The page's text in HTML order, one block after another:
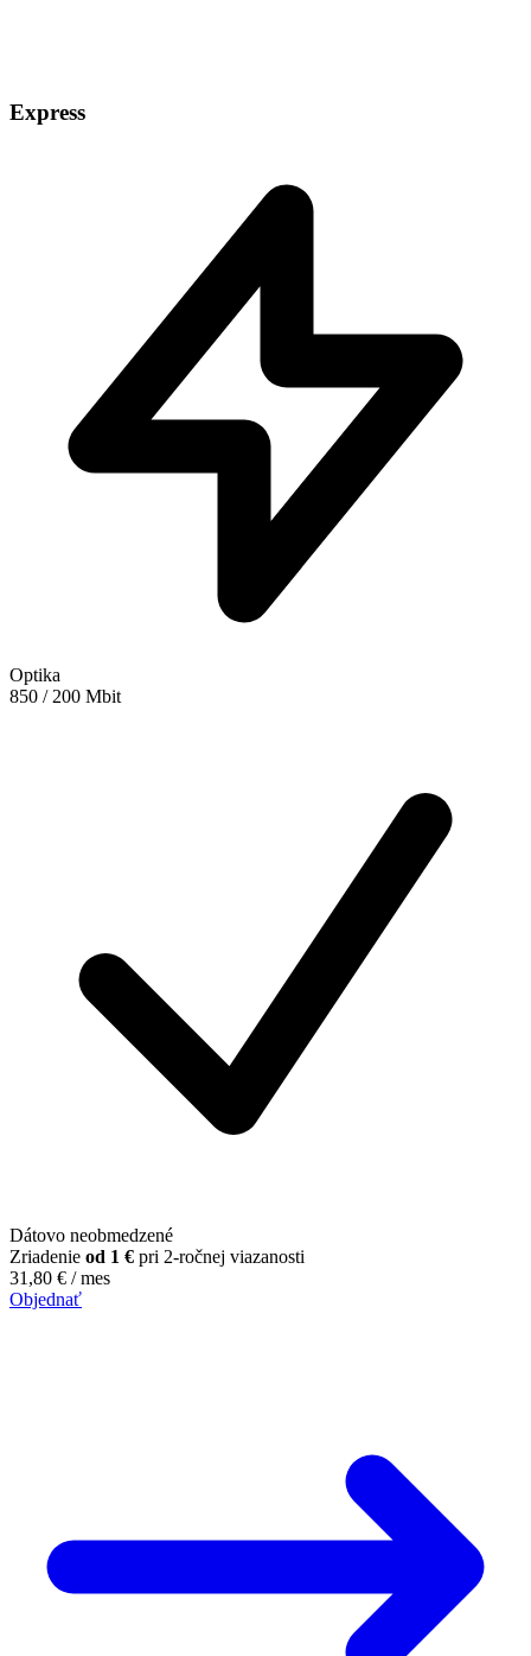
Express
Optika
850 / 200 Mbit
Dátovo neobmedzené
Zriadenie od 1 € pri 2-ročnej viazanosti
31,80 € / mes
Objednať